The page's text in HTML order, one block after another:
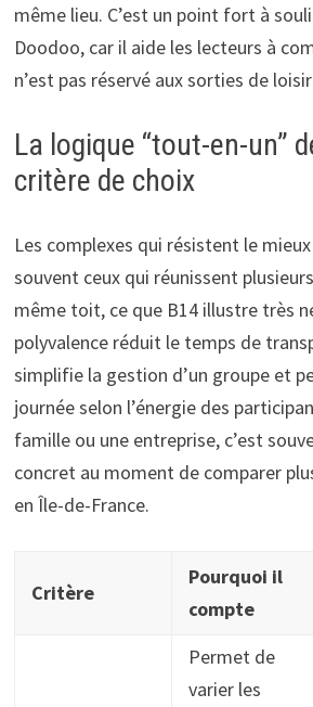
même lieu. C’est un point fort à
Doodoo, car il aide les lecteurs à
n’est pas réservé aux sorties de
La logique “tout-en-un”
critère de choix
Les complexes qui résistent le
souvent ceux qui réunissent
même toit, ce que B14 illustre très
polyvalence réduit le temps de
simplifie la gestion d’un groupe et
journée selon l’énergie des
famille ou une entreprise, c’est
concret au moment de comparer
en Île-de-France.
Critère
Pourquoi il
compte
Permet de
varier les